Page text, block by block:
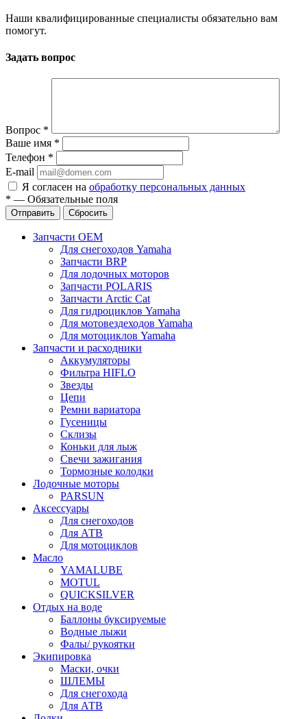
Наши квалифицированные специалисты обязательно вам
помогут.
Задать вопрос
Вопрос *
Ваше имя *
Телефон *
E-mail
Я согласен на обработку персональных данных
* — Обязательные поля
Отправить Сбросить
Запчасти OEM
Для снегоходов Yamaha
Запчасти BRP
Для лодочных моторов
Запчасти POLARIS
Запчасти Arctic Cat
Для гидроциклов Yamaha
Для мотовездеходов Yamaha
Для мотоциклов Yamaha
Запчасти и расходники
Аккумуляторы
Фильтра HIFLO
Звезды
Цепи
Ремни вариатора
Гусеницы
Склизы
Коньки для лыж
Свечи зажигания
Тормозные колодки
Лодочные моторы
PARSUN
Аксессуары
Для снегоходов
Для АТВ
Для мотоциклов
Масло
YAMALUBE
MOTUL
QUICKSILVER
Отдых на воде
Баллоны буксируемые
Водные лыжи
Фалы/ рукоятки
Экипировка
Маски, очки
ШЛЕМЫ
Для снегохода
Для АТВ